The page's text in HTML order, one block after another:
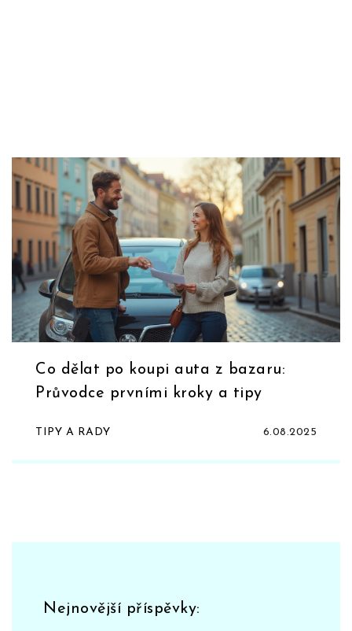
Co dělat po koupi auta z bazaru:
Průvodce prvními kroky a tipy
TIPY A RADY 6.08.2025
Nejnovější příspěvky: